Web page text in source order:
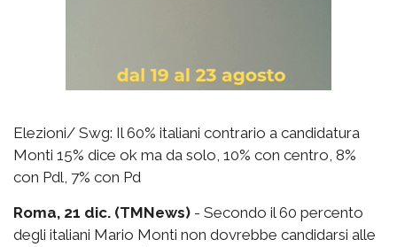
Elezioni/ Swg: Il 60% italiani contrario a candidatura
Monti 15% dice ok ma da solo, 10% con centro, 8%
con Pdl, 7% con Pd
Roma, 21 dic. (TMNews) - Secondo il 60 percento
degli italiani Mario Monti non dovrebbe candidarsi alle